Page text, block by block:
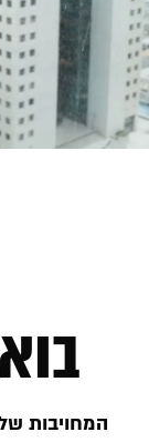
המחויבות